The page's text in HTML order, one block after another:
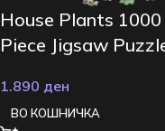
House Plants 1000
Piece Jigsaw
1.890 ден
ВО КОШНИЧКА